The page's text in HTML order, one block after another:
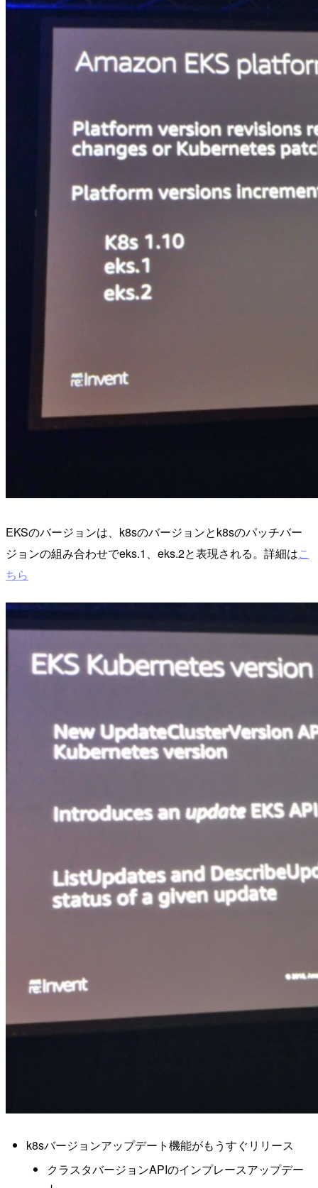
EKSのバージョンは、k8sのバージョンとk8sのパッチバー
ジョンの組み合わせでeks.1、eks.2と表現される。詳細はこ
ちら
k8sバージョンアップデート機能がもうすぐリリース
クラスタバージョンAPIのインプレースアップデー